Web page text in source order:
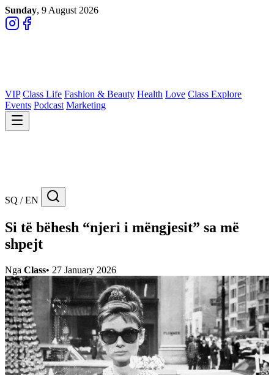
Sunday, 9 August 2026
VIP Class Life Fashion & Beauty Health Love Class Explore
Events Podcast Marketing
SQ / EN
Si të bëhesh “njeri i mëngjesit” sa më
shpejt
Nga Class• 27 January 2026